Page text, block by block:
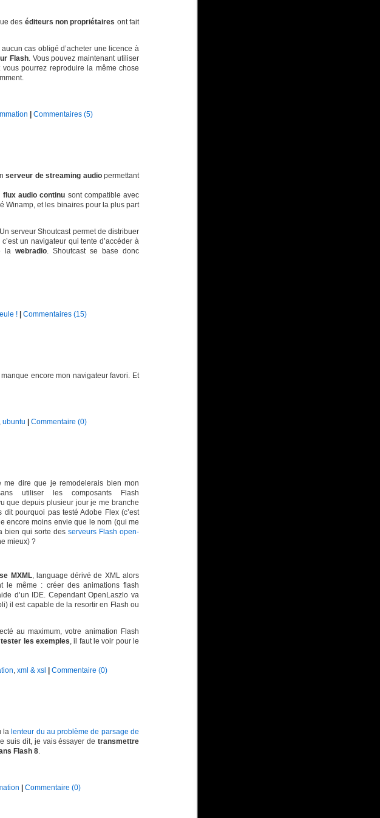
des éditeurs non propriétaires ont fait
cas obligé d’acheter une licence à
Flash. Vous pouvez maintenant utiliser
vous pourrez reproduire la même chose
Commentaires (5)
serveur de streaming audiopermettant
flux audio continu sont compatible avec
Winamp, et les binaires pour la plus part
serveur Shoutcast permet de distribuer
un navigateur qui tente d’accéder à
la webradio. Shoutcast se base donc
! Commentaires (15)
encore mon navigateur favori. Et
ubuntu Commentaire (0)
me dire que je remodelerais bien mon
utiliser les composants Flash
que depuis plusieur jour je me branche
dit pourquoi pas testé Adobe Flex (c’est
encore moins envie que le nom (qui me
bien qui sorte des serveurs Flash open-
mieux) ?
MXML, language dérivé de XML alors
le même : créer des animations flash
d’un IDE. Cependant OpenLaszlo va
il est capable de la resortir en Flash ou
au maximum, votre animation Flash
tester les exemples, il faut le voir pour le
, xml & xsl Commentaire (0)
la lenteur du au problème de parsage de
suis dit, je vais éssayer detransmettre
Flash 8.
Commentaire (0)